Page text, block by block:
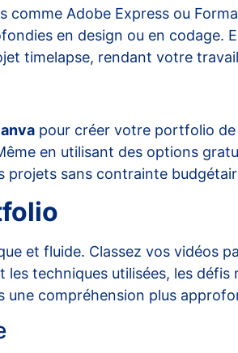
comme Adobe Express ou
en design ou en codage.
timelapse, rendant votre
pour créer votre portfolio
en utilisant des options
projets sans contrainte
et fluide. Classez vos
techniques utilisées, les
compréhension plus